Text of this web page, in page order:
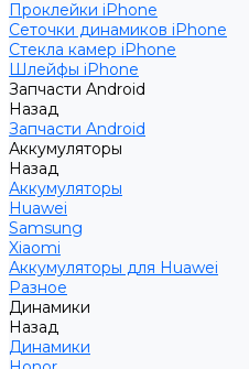
Проклейки iPhone
Сеточки динамиков iPhone
Стекла камер iPhone
Шлейфы iPhone
Запчасти Android
Назад
Запчасти Android
Аккумуляторы
Назад
Аккумуляторы
Huawei
Samsung
Xiaomi
Аккумуляторы для Huawei
Разное
Динамики
Назад
Динамики